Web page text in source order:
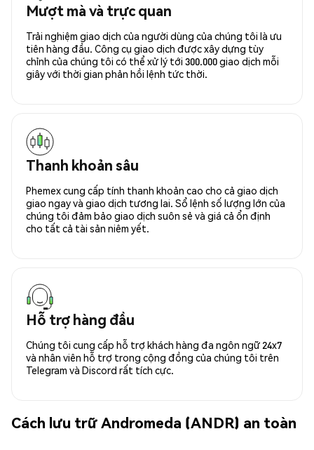
Mượt mà và trực quan
Trải nghiệm giao dịch của người dùng của chúng tôi là ưu
tiên hàng đầu. Công cụ giao dịch được xây dựng tùy
chỉnh của chúng tôi có thể xử lý tới 300.000 giao dịch mỗi
giây với thời gian phản hồi lệnh tức thời.
Thanh khoản sâu
Phemex cung cấp tính thanh khoản cao cho cả giao dịch
giao ngay và giao dịch tương lai. Sổ lệnh số lượng lớn của
chúng tôi đảm bảo giao dịch suôn sẻ và giá cả ổn định
cho tất cả tài sản niêm yết.
Hỗ trợ hàng đầu
Chúng tôi cung cấp hỗ trợ khách hàng đa ngôn ngữ 24x7
và nhân viên hỗ trợ trong cộng đồng của chúng tôi trên
Telegram và Discord rất tích cực.
Cách lưu trữ Andromeda (ANDR) an toàn